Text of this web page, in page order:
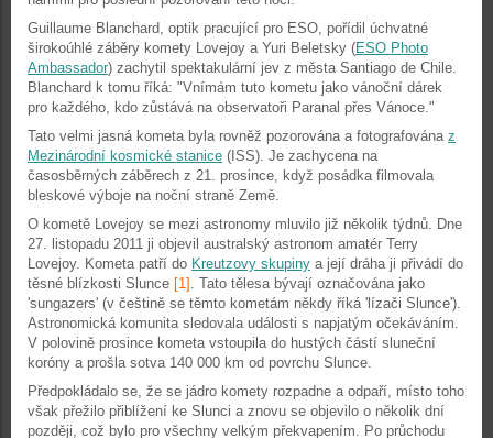
Guillaume Blanchard, optik pracující pro ESO, pořídil úchvatné
širokoúhlé záběry komety Lovejoy a Yuri Beletsky (ESO Photo
Ambassador) zachytil spektakulární jev z města Santiago de Chile.
Blanchard k tomu říká: "Vnímám tuto kometu jako vánoční dárek
pro každého, kdo zůstává na observatoři Paranal přes Vánoce."
Tato velmi jasná kometa byla rovněž pozorována a fotografována z
Mezinárodní kosmické stanice (ISS). Je zachycena na
časosběrných záběrech z 21. prosince, když posádka filmovala
bleskové výboje na noční straně Země.
O kometě Lovejoy se mezi astronomy mluvilo již několik týdnů. Dne
27. listopadu 2011 ji objevil australský astronom amatér Terry
Lovejoy. Kometa patří do Kreutzovy skupiny a její dráha ji přivádí do
těsné blízkosti Slunce [1] . Tato tělesa bývají označována jako
'sungazers' (v češtině se těmto kometám někdy říká 'lízači Slunce').
Astronomická komunita sledovala události s napjatým očekáváním.
V polovině prosince kometa vstoupila do hustých částí sluneční
koróny a prošla sotva 140 000 km od povrchu Slunce.
Předpokládalo se, že se jádro komety rozpadne a odpaří, místo toho
však přežilo přiblížení ke Slunci a znovu se objevilo o několik dní
později, což bylo pro všechny velkým překvapením. Po průchodu